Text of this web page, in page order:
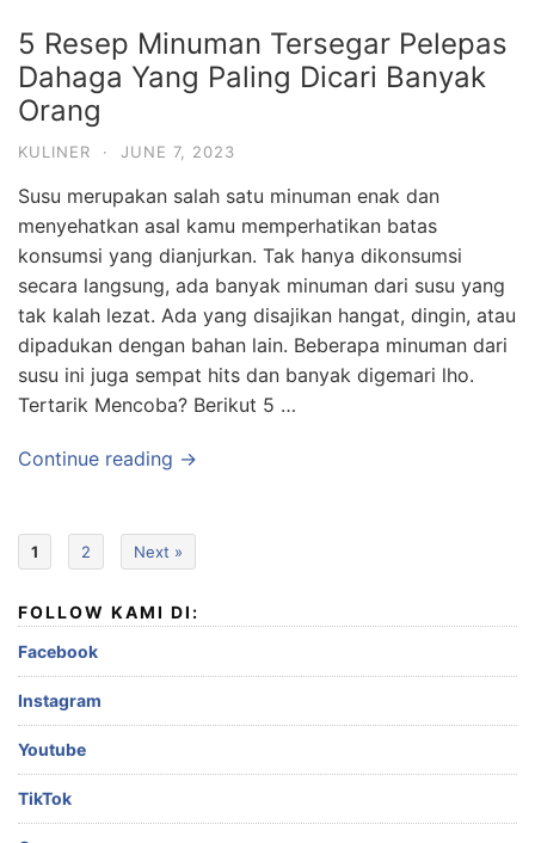
5 Resep Minuman Tersegar Pelepas
Dahaga Yang Paling Dicari Banyak
Orang
KULINER · JUNE 7, 2023
Susu merupakan salah satu minuman enak dan
menyehatkan asal kamu memperhatikan batas
konsumsi yang dianjurkan. Tak hanya dikonsumsi
secara langsung, ada banyak minuman dari susu yang
tak kalah lezat. Ada yang disajikan hangat, dingin, atau
dipadukan dengan bahan lain. Beberapa minuman dari
susu ini juga sempat hits dan banyak digemari lho.
Tertarik Mencoba? Berikut 5 …
Continue reading →
1 2 Next »
FOLLOW KAMI DI:
Facebook
Instagram
Youtube
TikTok